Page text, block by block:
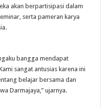
akan berpartisipasi dalam
serta pameran karya
bangga mendapat
sangat antusias karena ini
belajar bersama dan
Darmajaya,” ujarnya.